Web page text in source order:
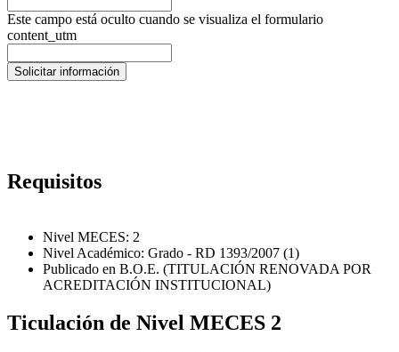
Este campo está oculto cuando se visualiza el formulario
content_utm
Requisitos
Nivel MECES: 2
Nivel Académico: Grado - RD 1393/2007 (1)
Publicado en B.O.E. (TITULACIÓN RENOVADA POR
ACREDITACIÓN INSTITUCIONAL)
Ticulación de Nivel MECES 2